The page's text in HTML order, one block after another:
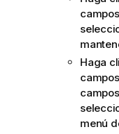
Haga
menú